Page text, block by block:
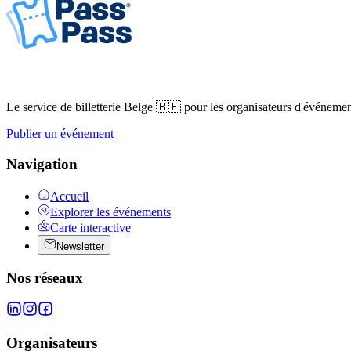
Le service de billetterie Belge 🇧🇪 pour les organisateurs
Publier un événement
Navigation
Accueil
Explorer les événements
Carte interactive
Newsletter
Nos réseaux
Organisateurs